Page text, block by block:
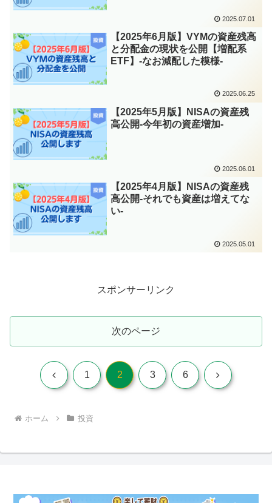
2025.07.01
【2025年6月版】VYMの資産残高
と分配金の現状を公開【増配系
ETF】-なお減配した模様-
2025.06.25
【2025年5月版】NISAの資産残
高公開-今年初の資産増加-
2025.06.01
【2025年4月版】NISAの資産残
高公開-それでも資産は増えてな
い-
2025.05.01
スポンサーリンク
次のページ
前 1 2 3 6 次
ホーム 投資